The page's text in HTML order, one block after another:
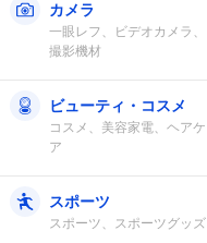
カメラ
一眼レフ、ビデオカメラ、
撮影機材
ビューティ・コスメ
コスメ、美容家電、ヘアケ
ア
スポーツ
スポーツ、スポーツグッズ